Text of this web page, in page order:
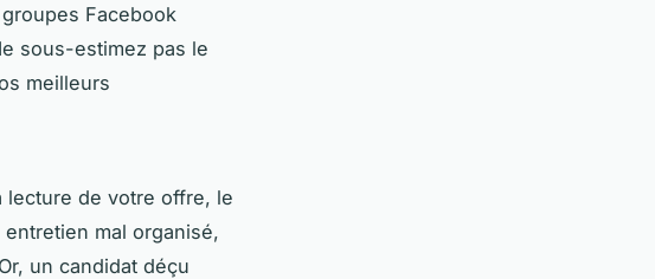
Facebook
sous-estimez pas le
meilleurs
lecture de votre offre, le
mal organisé,
un candidat déçu